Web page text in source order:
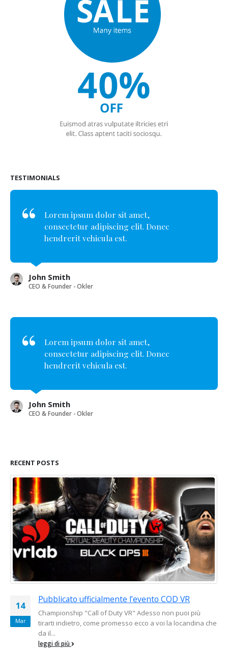
TESTIMONIALS
Lorem ipsum dolor sit amet,
consectetur adipiscing elit. Donec
hendrerit vehicula est.
John Smith
CEO & Founder - Okler
Lorem ipsum dolor sit amet,
consectetur adipiscing elit. Donec
hendrerit vehicula est.
John Smith
CEO & Founder - Okler
RECENT POSTS
14
Mar
Pubblicato ufficialmente l’evento COD VR
Championship "Call of Duty VR" Adesso non puoi più
tirarti indietro, come promesso ecco a voi la locandina che
da il...
leggi di più